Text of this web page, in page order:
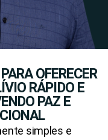
OFERECER
RÁPIDO E
PAZ E
simples e